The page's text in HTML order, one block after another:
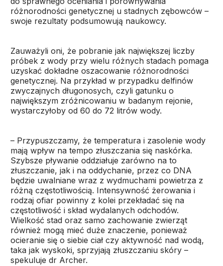
różnorodności genetycznej u stadnych zębowców –
swoje rezultaty podsumowują naukowcy.
Zauważyli oni, że pobranie jak największej liczby
próbek z wody przy wielu różnych stadach pomaga
uzyskać dokładne oszacowanie różnorodności
genetycznej. Na przykład w przypadku delfinów
zwyczajnych długonosych, czyli gatunku o
największym zróżnicowaniu w badanym rejonie,
wystarczyłoby od 60 do 72 litrów wody.
– Przypuszczamy, że temperatura i zasolenie wody
mają wpływ na tempo złuszczania się naskórka.
Szybsze pływanie oddziałuje zarówno na to
złuszczanie, jak i na oddychanie, przez co DNA
będzie uwalniane wraz z wydmuchami powietrza z
różną częstotliwością. Intensywność żerowania i
rodzaj ofiar powinny z kolei przekładać się na
częstotliwość i skład wydalanych odchodów.
Wielkość stad oraz samo zachowanie zwierząt
również mogą mieć duże znaczenie, ponieważ
ocieranie się o siebie ciał czy aktywność nad wodą,
taka jak wyskoki, sprzyjają złuszczaniu skóry –
spekuluje dr Archer.